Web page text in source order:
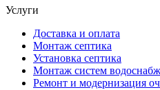
Услуги
Доставка и оплата
Монтаж септика
Установка септика
Монтаж систем
Ремонт и модернизация